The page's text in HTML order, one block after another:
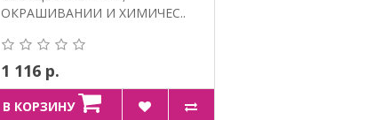
ОКРАШИВАНИИ И ХИМИЧЕС..
1 116 р.
В КОРЗИНУ